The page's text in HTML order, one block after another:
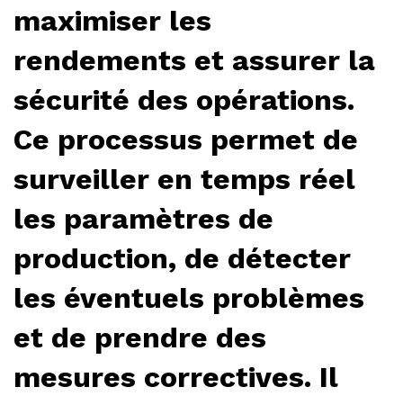
maximiser les
rendements et assurer la
sécurité des opérations.
Ce processus permet de
surveiller en temps réel
les paramètres de
production, de détecter
les éventuels problèmes
et de prendre des
mesures correctives. Il